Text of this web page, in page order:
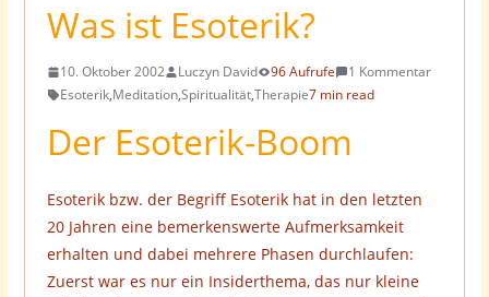
Was ist Esoterik?
10. Oktober 2002 Luczyn David 96 Aufrufe
1 Kommentar
Esoterik,Meditation,Spiritualität,Therapie7 min read
Der Esoterik-Boom
Esoterik bzw. der Begriff Esoterik hat in den letzten
20 Jahren eine bemerkenswerte Aufmerksamkeit
erhalten und dabei mehrere Phasen durchlaufen:
Zuerst war es nur ein Insiderthema, das nur kleine